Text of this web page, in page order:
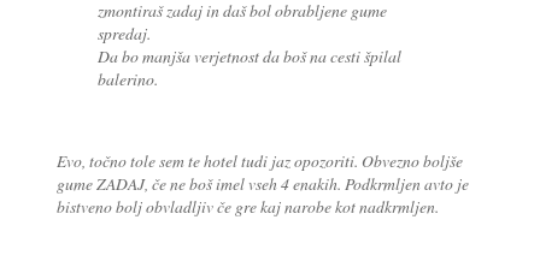
zmontiraš zadaj in daš bol obrabljene gume
spredaj.
Da bo manjša verjetnost da boš na cesti špilal
balerino.
Evo, točno tole sem te hotel tudi jaz opozoriti. Obvezno boljše
gume ZADAJ, če ne boš imel vseh 4 enakih. Podkrmljen avto je
bistveno bolj obvladljiv če gre kaj narobe kot nadkrmljen.